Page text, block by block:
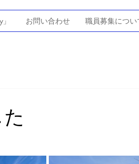
お問い合わせ 職員募集につい